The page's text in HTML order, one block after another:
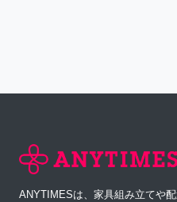
ANYTIMESは、家具組み立てや